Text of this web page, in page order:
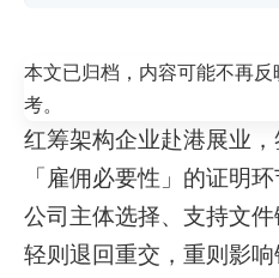
本文已归档，内容可能不再
考。
红筹架构企业赴港展业
「雇佣必要性」的证明
公司主体选择、支持文
轻则退回重交，重则影响